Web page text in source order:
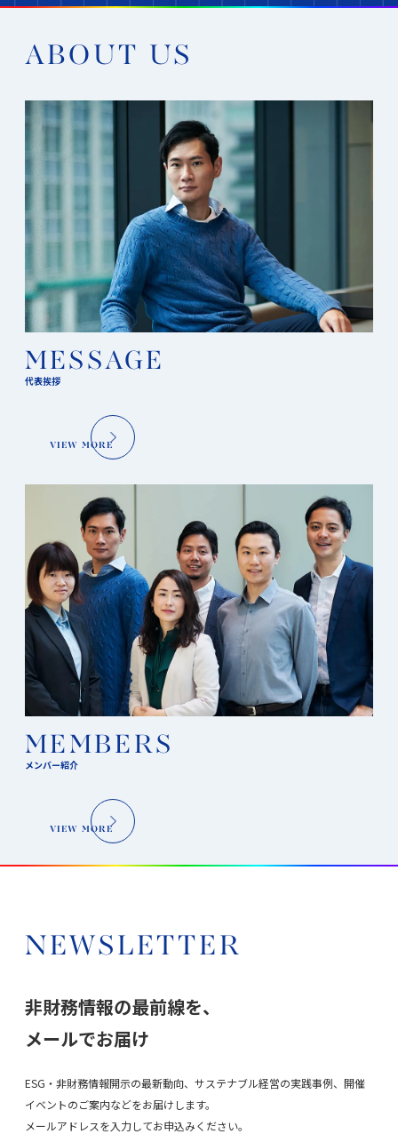
ABOUT US
MESSAGE
代表挨拶
VIEW MORE
MEMBERS
メンバー紹介
VIEW MORE
NEWSLETTER
非財務情報の最前線を、
メールでお届け
ESG・非財務情報開示の最新動向、サステナブル経営の実践事例、開催
イベントのご案内などをお届けします。
メールアドレスを入力してお申込みください。